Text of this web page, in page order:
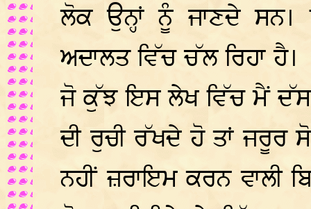
ਲੋਕ ਉਨ੍ਹਾਂ ਨੂੰ ਜਾਣਦੇ
ਅਦਾਲਤ ਵਿੱਚ ਚੱਲ ਰਿਹਾ ਹੈ।
ਜੋ ਕੁੱਝ ਇਸ ਲੇਖ ਵਿੱਚ ਮੈਂ
ਦੀ ਰੁਚੀ ਰੱਖਦੇ ਹੋ ਤਾਂ ਜਰੂਰ
ਨਹੀਂ ਜ਼ਰਾਇਮ ਕਰਨ ਵਾਲੀ